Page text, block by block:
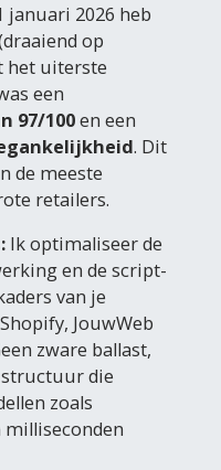
januari 2026 heb
op
het uiterste
een
97/100en een
. Dit
de meeste
retailers.
Ik optimaliseer de
en de script-
van je
JouwWeb
zware ballast,
die
zoals
milliseconden